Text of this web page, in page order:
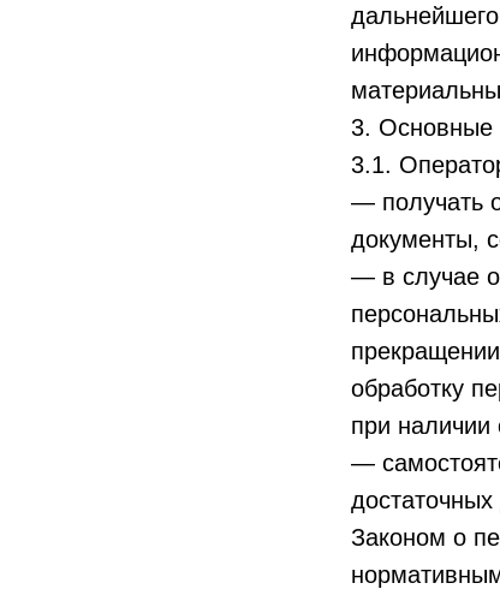
3. Основные
3.1.
— получать
документы,
— в случае
обработку
при наличии
—
Законом о